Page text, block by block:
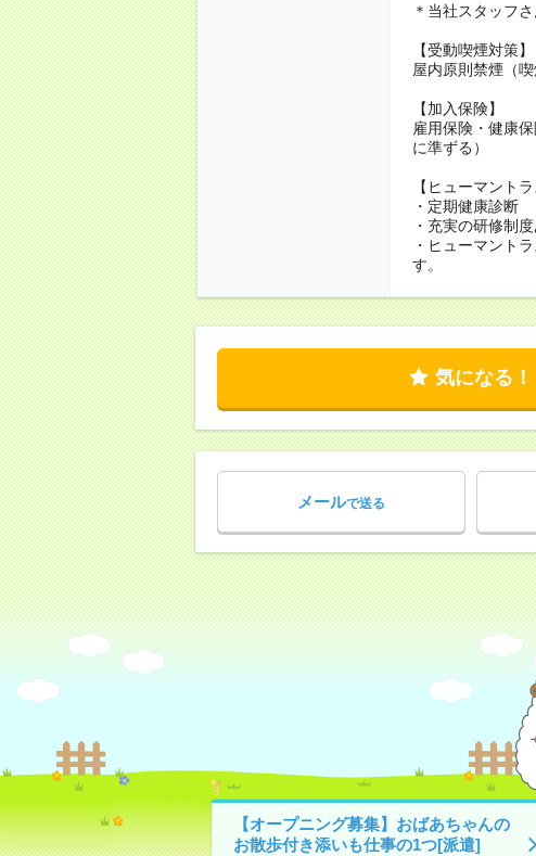
＊当社スタッフ
【受動喫煙対策】
屋内原則禁煙（喫
【加入保険】
雇用保険・健康
に準ずる）
【ヒューマント
・定期健康診断
・充実の研修制
・ヒューマント
す。
気になる！
メールで送る
【オープニング募集】おばあちゃんの
お散歩付き添いも仕事の1つ[派遣]